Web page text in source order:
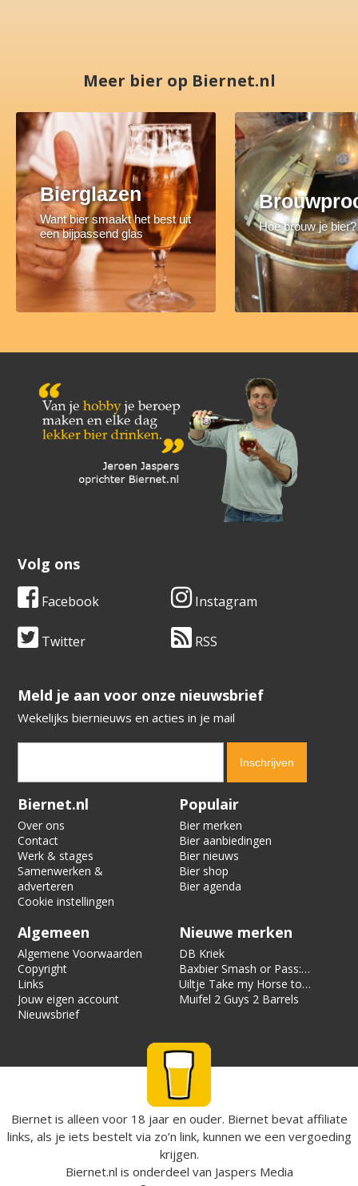
Meer bier op Biernet.nl
Bierglazen
Want bier smaakt het best uit
een bijpassend glas
Hoe brouw je bier?
Volg ons
Facebook Instagram
Twitter RSS
​​​​​​​Meld je aan voor onze nieuwsbrief
Wekelijks biernieuws en acties in je mail
Verification code:
Biernet.nl
Over ons
Contact
Werk & stages
Samenwerken &
adverteren
Cookie instellingen
Populair
Bier merken
Bier aanbiedingen
Bier nieuws
Bier shop
Bier agenda
Algemeen
Algemene Voorwaarden
Copyright
Links
Jouw eigen account
Nieuwsbrief
Nieuwe merken
DB Kriek
Baxbier Smash or Pass:
Strata
Uiltje Take my Horse to
the Hotel Room
Muifel 2 Guys 2 Barrels
Biernet is alleen voor 18 jaar en ouder. Biernet bevat affiliate
links, als je iets bestelt via zo’n link, kunnen we een vergoeding
krijgen.
Biernet.nl is onderdeel van Jaspers Media